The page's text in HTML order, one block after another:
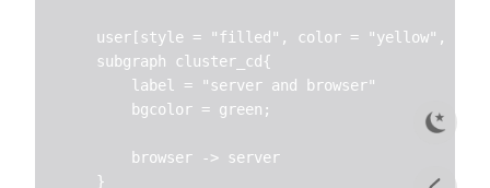
user[style = "filled", color = "yellow",
    subgraph cluster_cd{
        label = "server and browser"
        bgcolor = green;
        browser -> server
    }